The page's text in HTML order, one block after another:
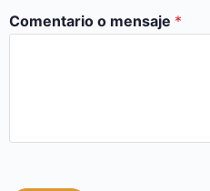
Comentario o mensaje *